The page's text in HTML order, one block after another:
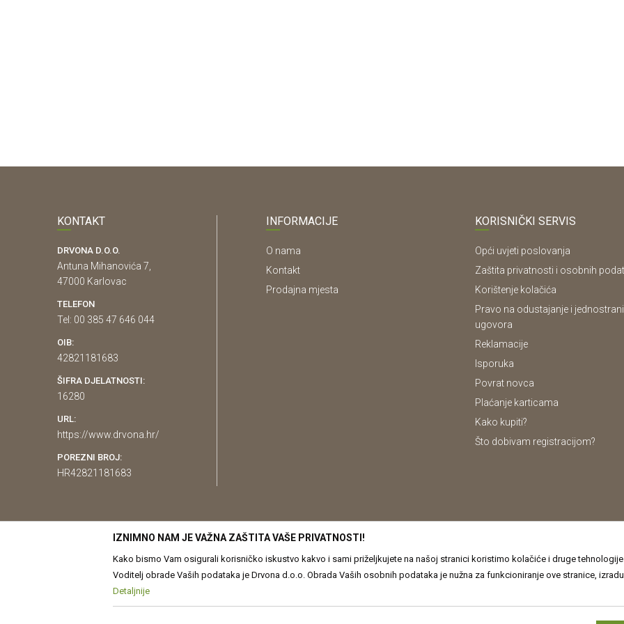
KONTAKT
DRVONA D.O.O.
Antuna Mihanovića 7,
47000 Karlovac
TELEFON
Tel: 00 385 47 646 044
OIB:
42821181683
ŠIFRA DJELATNOSTI:
16280
URL:
https://www.drvona.hr/
POREZNI BROJ:
HR42821181683
INFORMACIJE
O nama
Kontakt
Prodajna mjesta
KORISNIČKI SERVIS
Opći uvjeti poslovanja
Zaštita privatnosti i osobnih
Korištenje kolačića
Pravo na odustajanje i
ugovora
Reklamacije
Isporuka
Povrat novca
Plaćanje karticama
Kako kupiti?
Što dobivam registracijom?
Nastojimo biti što precizniji u opisu proizvoda, vjernom prikazu slika te samih cijena, ali ne možemo u
proizvodi prikazani na web stranici www.drvona.hr su dio naše ponude, no to ne znači da su uvijek
IZNIMNO NAM JE VAŽNA ZAŠTITA VAŠE PRIVATNOSTI!
Kako bismo Vam osigurali korisničko iskustvo kakvo i sami priželjkujete na našoj stranici koristimo kolačiće i druge
Voditelj obrade Vaših podataka je Drvona d.o.o. Obrada Vaših osobnih podataka je nužna za funkcioniranje ove stranice, izradu statističkih i analitičkih izvješća, ali i za
prilagođavanje sadržaja Vama. Više o podacima koje obrađujemo kao i o Vašim pravima pročitajte u našim
Pravilima o korištenju kolačićaKolačiće u bilo kojem trenutku možete ponovno ažurirati. Ukoliko Vas zanima više kliknite na
Detaljnije